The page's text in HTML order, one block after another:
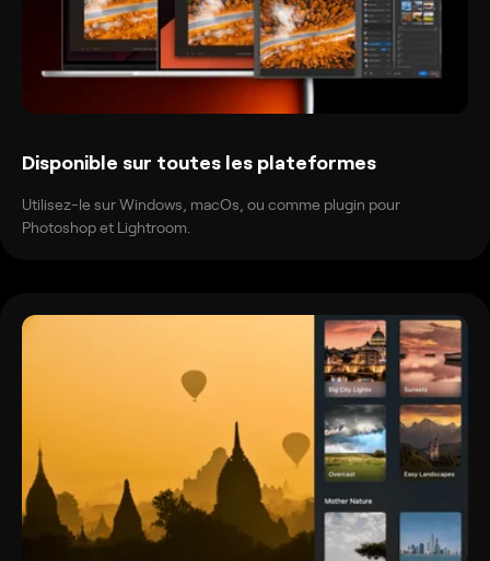
Disponible sur toutes les plateformes
Utilisez-le sur Windows, macOs, ou comme plugin pour
Photoshop et Lightroom.